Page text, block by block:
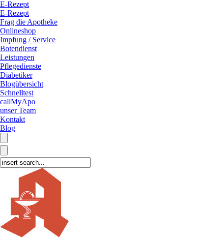
E-Rezept
E-Rezept
Frag die Apotheke
Onlineshop
Impfung / Service
Botendienst
Leistungen
Pflegedienste
Diabetiker
Blogübersicht
Schnelltest
callMyApo
unser Team
Kontakt
Blog